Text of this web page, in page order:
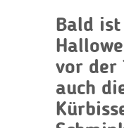
Bald ist
vor der
auch